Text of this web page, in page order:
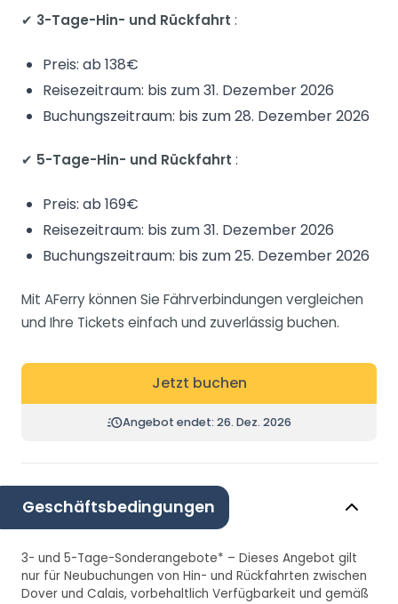
✔ 3-Tage-Hin- und Rückfahrt :
Preis: ab 138€
Reisezeitraum: bis zum 31. Dezember 2026
Buchungszeitraum: bis zum 28. Dezember 2026
✔ 5-Tage-Hin- und Rückfahrt :
Preis: ab 169€
Reisezeitraum: bis zum 31. Dezember 2026
Buchungszeitraum: bis zum 25. Dezember 2026
Mit AFerry können Sie Fährverbindungen vergleichen
und Ihre Tickets einfach und zuverlässig buchen.
Jetzt buchen
Angebot endet: 26. Dez. 2026
Geschäftsbedingungen
3- und 5-Tage-Sonderangebote* – Dieses Angebot gilt
nur für Neubuchungen von Hin- und Rückfahrten zwischen
Dover und Calais, vorbehaltlich Verfügbarkeit und gemäß